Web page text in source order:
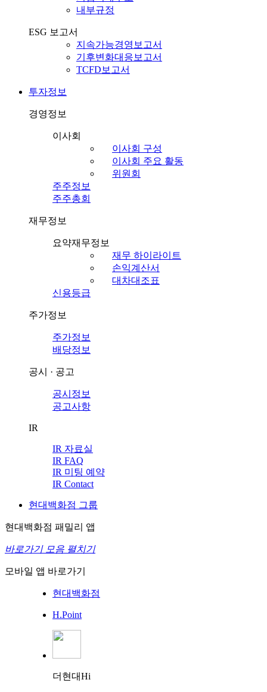
내부규정
ESG 보고서
지속가능경영보고서
기후변화대응보고서
TCFD보고서
투자정보
경영정보
이사회
이사회 구성
이사회 주요 활동
위원회
주주정보
주주총회
재무정보
요약재무정보
재무 하이라이트
손익계산서
대차대조표
신용등급
주가정보
주가정보
배당정보
공시 · 공고
공시정보
공고사항
IR
IR 자료실
IR FAQ
IR 미팅 예약
IR Contact
현대백화점 그룹
현대백화점 패밀리 앱
바로가기 모음 펼치기
모바일 앱 바로가기
현대백화점
H.Point
더현대Hi